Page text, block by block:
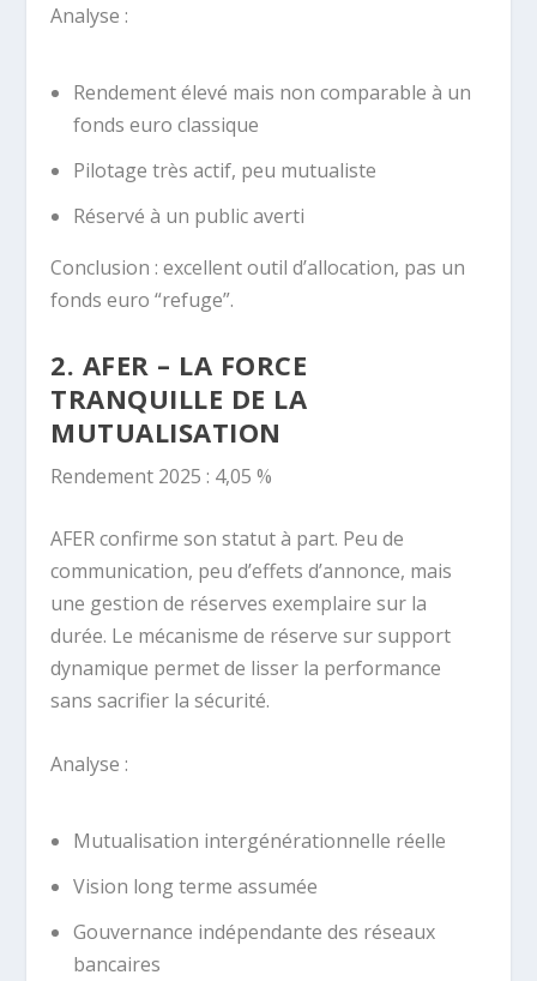
Analyse :
Rendement élevé mais non comparable à un
fonds euro classique
Pilotage très actif, peu mutualiste
Réservé à un public averti
Conclusion : excellent outil d’allocation, pas un
fonds euro “refuge”.
2. AFER – LA FORCE
TRANQUILLE DE LA
MUTUALISATION
Rendement 2025 : 4,05 %
AFER confirme son statut à part. Peu de
communication, peu d’effets d’annonce, mais
une gestion de réserves exemplaire sur la
durée. Le mécanisme de réserve sur support
dynamique permet de lisser la performance
sans sacrifier la sécurité.
Analyse :
Mutualisation intergénérationnelle réelle
Vision long terme assumée
Gouvernance indépendante des réseaux
bancaires